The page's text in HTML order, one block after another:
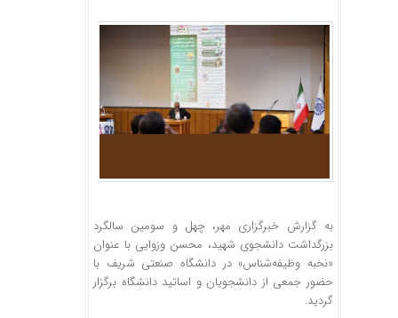
به گزارش خبرگزاری مهر، چهل و سومین سالگرد
بزرگداشت دانشجوی شهید، محسن وزوایی با عنوان
«نخبه وظیفه‌شناس» در دانشگاه صنعتی شریف با
حضور جمعی از دانشجویان و اساتید دانشگاه برگزار
گردید.